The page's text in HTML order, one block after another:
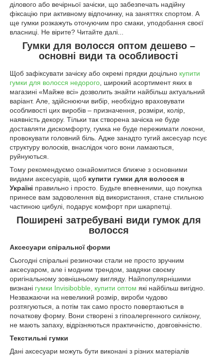
ділового або вечірньої зачіски, що забезпечать надійну
фіксацію при активному відпочинку, на заняттях спортом. А
ще гумки розкажуть оточуючим про смаки, уподобання своєї
власниці. Не вірите? Читайте далі...
Гумки для волосся оптом дешево –
основні види та особливості
Щоб зафіксувати зачіску або окремі прядки доцільно купити
гумки для волосся недорого , широкий асортимент яких в
магазині «Майже всі» дозволить знайти найбільш актуальний
варіант. Але, здійснюючи вибір, необхідно враховувати
особливості цих виробів – призначення, розміри, колір,
наявність декору. Тільки так створена зачіска не буде
доставляти дискомфорту, гумка не буде пережимати локони,
провокувати головний біль. Адже занадто тугий аксесуар псує
структуру волосків, внаслідок чого вони ламаються,
руйнуються.
Тому рекомендуємо ознайомитися ближче з основними
видами аксесуарів, щоб купити гумки для волосся в
Україні правильно і просто. Будьте впевненими, що покупка
принесе вам задоволення від використання, стане стильною
частиною цибулі, подарує комфорт при шкарпетці.
Поширені затребувані види гумок для
волосся
Аксесуари спіральної форми
Сьогодні спіральні резиночки стали не просто зручним
аксесуаром, але і модним трендом, завдяки своєму
оригінальному зовнішньому вигляду. Найпопулярнішими
визнані гумки Invisibobble, купити оптом які найбільш вигідно.
Незважаючи на невеликий розмір, вироби чудово
розтягуються, а потім так само просто повертаються в
початкову форму. Вони створені з гіпоалергенного силікону,
не мають запаху, відрізняються практичністю, довговічністю.
Текстильні гумки
Дані аксесуари можуть бути виконані з різних матеріалів